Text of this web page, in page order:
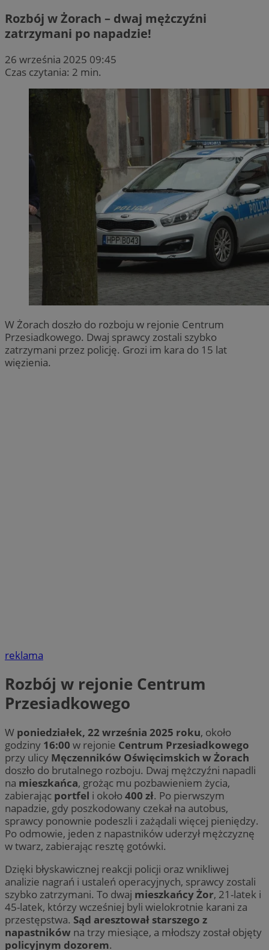
Rozbój w Żorach – dwaj mężczyźni
zatrzymani po napadzie!
26 września 2025 09:45
Czas czytania: 2 min.
W Żorach doszło do rozboju w rejonie Centrum
Przesiadkowego. Dwaj sprawcy zostali szybko
zatrzymani przez policję. Grozi im kara do 15 lat
więzienia.
reklama
Rozbój w rejonie Centrum
Przesiadkowego
W poniedziałek, 22 września 2025 roku, około
godziny 16:00 w rejonie Centrum Przesiadkowego
przy ulicy Męczenników Oświęcimskich w Żorach
doszło do brutalnego rozboju. Dwaj mężczyźni napadli
na mieszkańca, grożąc mu pozbawieniem życia,
zabierając portfel i około400 zł. Po pierwszym
napadzie, gdy poszkodowany czekał na autobus,
sprawcy ponownie podeszli i zażądali więcej pieniędzy.
Po odmowie, jeden z napastników uderzył mężczyznę
w twarz, zabierając resztę gotówki.
Dzięki błyskawicznej reakcji policji oraz wnikliwej
analizie nagrań i ustaleń operacyjnych, sprawcy zostali
szybko zatrzymani. To dwaj mieszkańcy Żor, 21-latek i
45-latek, którzy wcześniej byli wielokrotnie karani za
przestępstwa. Sąd aresztował starszego z
napastników na trzy miesiące, a młodszy został objęty
policyjnym dozorem.